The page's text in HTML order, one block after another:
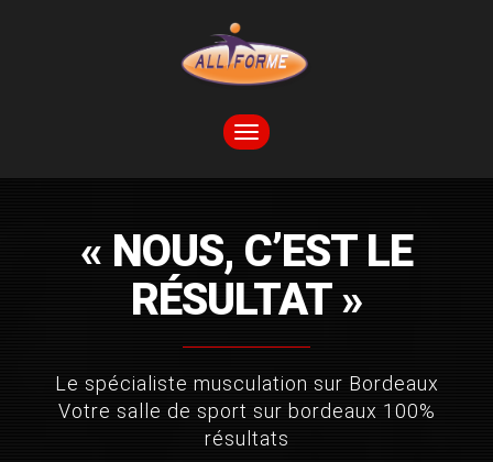
TOGGLE
NAVIGATION
« NOUS, C’EST LE
RÉSULTAT »
Le spécialiste musculation sur Bordeaux
Votre salle de sport sur bordeaux 100%
résultats